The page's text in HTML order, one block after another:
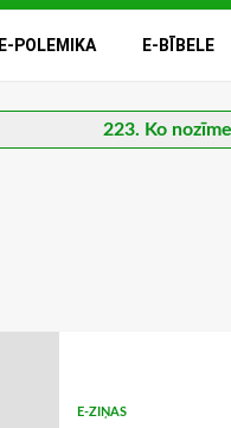
E-POLEMIKA E-BĪBELE
223. Ko
E-ZIŅAS